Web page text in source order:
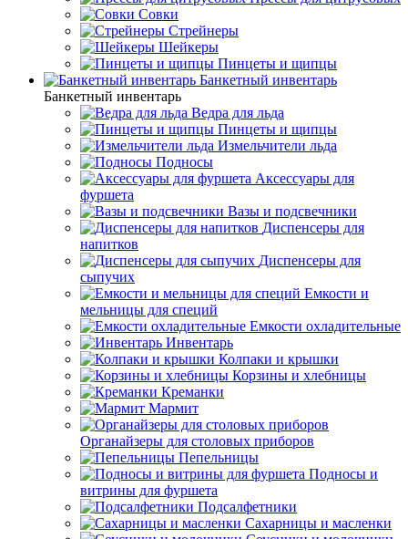
Совки
Стрейнеры
Шейкеры
Пинцеты и щипцы
Банкетный инвентарь
Банкетный инвентарь
Ведра для льда
Пинцеты и щипцы
Измельчители льда
Подносы
Аксессуары для
фуршета
Вазы и подсвечники
Диспенсеры для
напитков
Диспенсеры для
сыпучих
Емкости и
мельницы для специй
Емкости охладительные
Инвентарь
Колпаки и крышки
Корзины и хлебницы
Креманки
Мармит
Органайзеры для столовых приборов
Пепельницы
Подносы и
витрины для фуршета
Подсалфетники
Сахарницы и масленки